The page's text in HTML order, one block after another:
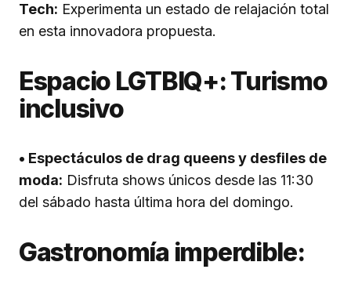
Tech: Experimenta un estado de relajación total
en esta innovadora propuesta.
Espacio LGTBIQ+: Turismo
inclusivo
• Espectáculos de drag queens y desfiles de
moda: Disfruta shows únicos desde las 11:30
del sábado hasta última hora del domingo.
Gastronomía imperdible: